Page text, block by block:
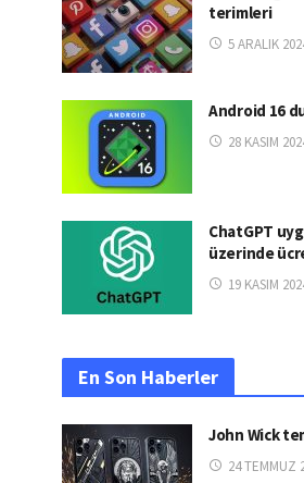
terimleri
5 ARALIK
Android 16
28 KASIM
ChatGPT
üzerinde
19 KASIM
En Son Haberler
John Wick
24 TEMMUZ